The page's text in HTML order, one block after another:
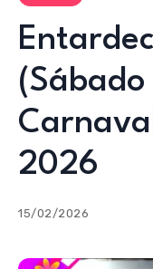
(Sábado
2026
15/02/2026